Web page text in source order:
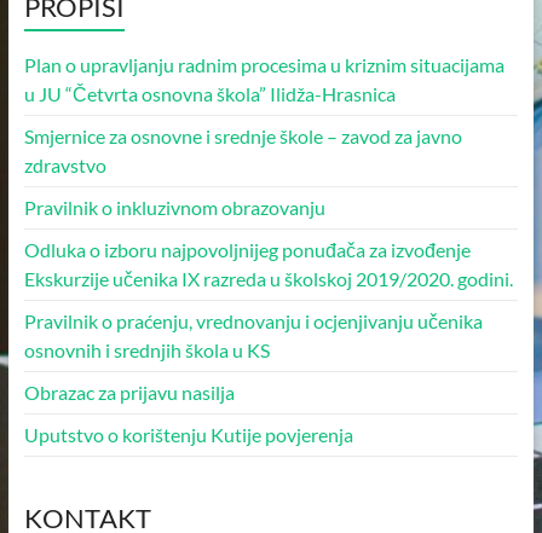
PROPISI
Plan o upravljanju radnim procesima u kriznim situacijama
u JU “Četvrta osnovna škola” Ilidža-Hrasnica
Smjernice za osnovne i srednje škole – zavod za javno
zdravstvo
Pravilnik o inkluzivnom obrazovanju
Odluka o izboru najpovoljnijeg ponuđača za izvođenje
Ekskurzije učenika IX razreda u školskoj 2019/2020. godini.
Pravilnik o praćenju, vrednovanju i ocjenjivanju učenika
osnovnih i srednjih škola u KS
Obrazac za prijavu nasilja
Uputstvo o korištenju Kutije povjerenja
KONTAKT